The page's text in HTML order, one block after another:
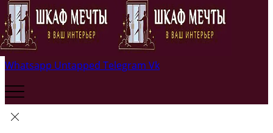
Whatsapp Untapped Telegram Vk